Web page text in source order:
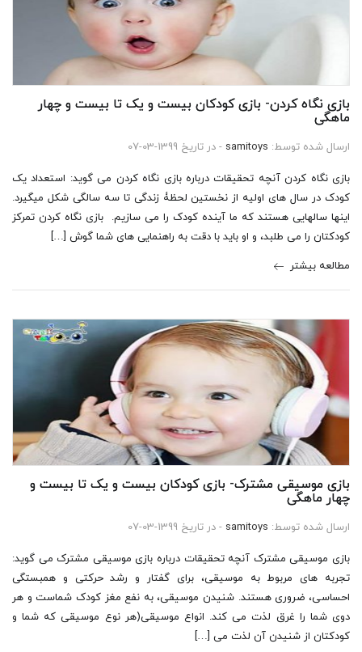
بازی نگاه کردن- بازی کودکان بیست و یک تا بیست و چهار
ماهگی
ارسال شده توسط: samitoys - در تاریخ 1399-03-07
بازی نگاه کردن آنچه تحقیقات درباره بازی نگاه کردن می گوید: استعداد یک
کودک در سال های اولیه از نخستین لحظۀ زندگی تا سه سالگی شکل میگیرد.
اینها سالهایی هستند که ما آینده کودک را می سازیم. بازی نگاه کردن تمرکز
کودکتان را می طلبد، و او باید با دقت به راهنمایی های شما گوش […]
مطالعه بیشتر
بازی موسیقی مشترک- بازی کودکان بیست و یک تا بیست و
چهار ماهگی
ارسال شده توسط: samitoys - در تاریخ 1399-03-07
بازی موسیقی مشترک آنچه تحقیقات درباره بازی موسیقی مشترک می گوید:
تجربه های مربوط به موسیقی، برای گفتار و رشد حرکتی و همبستگی
احساسی، ضروری هستند. شنیدن موسیقی، به نفع مغز کودک شماست و هر
دوی شما را غرق لذت می کند. انواع موسیقی(هر نوع موسیقی که شما و
کودکتان از شنیدن آن لذت می […]